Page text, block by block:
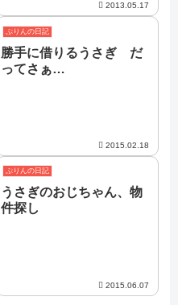
2013.05.17
ぷりんの日記
勝手に借りるうさぎ だ
ってさぁ…
2015.02.18
ぷりんの日記
うさぎのおじちゃん、物
件探し
2015.06.07